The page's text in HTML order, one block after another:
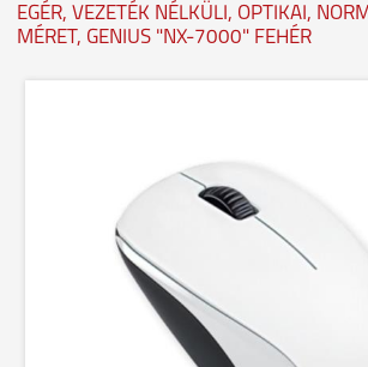
EGÉR, VEZETÉK NÉLKÜLI, OPTIKAI,
MÉRET, GENIUS "NX-7000" FEHÉR